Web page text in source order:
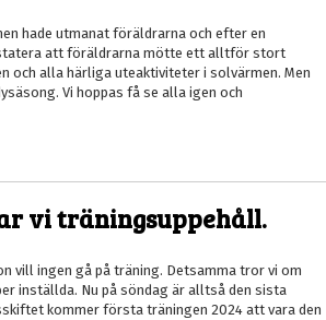
hade utmanat föräldrarna och efter en
att föräldrarna mötte ett alltför stort
och alla härliga uteaktiviteter i solvärmen. Men
Vi hoppas få se alla igen och
vi träningsuppehåll.
vill ingen gå på träning. Detsamma tror vi om
inställda. Nu på söndag är alltså den sista
kommer första träningen 2024 att vara den